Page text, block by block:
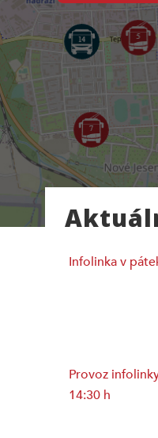
Infolinka v
Provoz
14:30 h